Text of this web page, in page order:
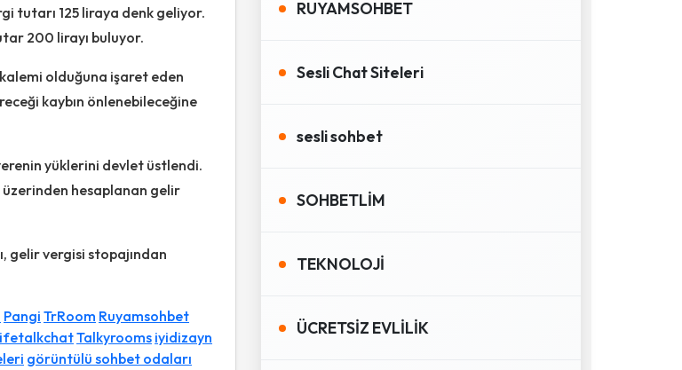
tutarı 125 liraya denk geliyor.
200 lirayı buluyor.
olduğuna işaret eden
kaybın önlenebileceğine
yüklerini devlet üstlendi.
hesaplanan gelir
gelir vergisi stopajından
Pangi TrRoom Ruyamsohbet
Talkyrooms iyidizayn
görüntülü sohbet odaları
RUYAMSOHBET
Sesli Chat Siteleri
sesli sohbet
SOHBETLİM
TEKNOLOJİ
ÜCRETSİZ EVLİLİK